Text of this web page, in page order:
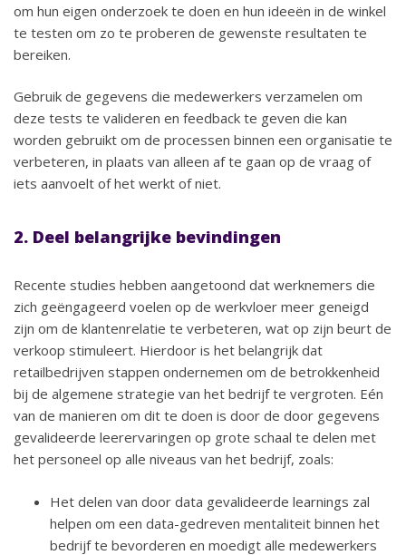
om hun eigen onderzoek te doen en hun ideeën in de winkel
te testen om zo te proberen de gewenste resultaten te
bereiken.
Gebruik de gegevens die medewerkers verzamelen om
deze tests te valideren en feedback te geven die kan
worden gebruikt om de processen binnen een organisatie te
verbeteren, in plaats van alleen af te gaan op de vraag of
iets aanvoelt of het werkt of niet.
2. Deel belangrijke bevindingen
Recente studies hebben aangetoond dat werknemers die
zich geëngageerd voelen op de werkvloer meer geneigd
zijn om de klantenrelatie te verbeteren, wat op zijn beurt de
verkoop stimuleert. Hierdoor is het belangrijk dat
retailbedrijven stappen ondernemen om de betrokkenheid
bij de algemene strategie van het bedrijf te vergroten. Eén
van de manieren om dit te doen is door de door gegevens
gevalideerde leerervaringen op grote schaal te delen met
het personeel op alle niveaus van het bedrijf, zoals:
Het delen van door data gevalideerde learnings zal
helpen om een data-gedreven mentaliteit binnen het
bedrijf te bevorderen en moedigt alle medewerkers